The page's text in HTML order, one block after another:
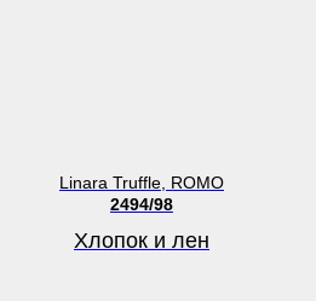
Linara Truffle, ROMO
2494/98
Хлопок и лен